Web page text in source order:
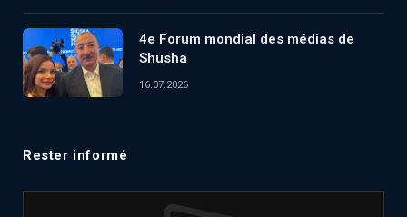
4e Forum mondial des médias de
Shusha
16.07.2026
Rester informé